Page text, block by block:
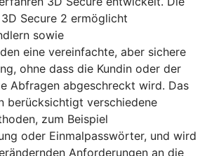
Secure 2 ermöglicht
sowie
eine vereinfachte, aber sichere
ohne dass die Kundin oder der
Abfragen abgeschreckt wird. Das
berücksichtigt verschiedene
zum Beispiel
oder Einmalpasswörter, und wird
Anforderungen an die